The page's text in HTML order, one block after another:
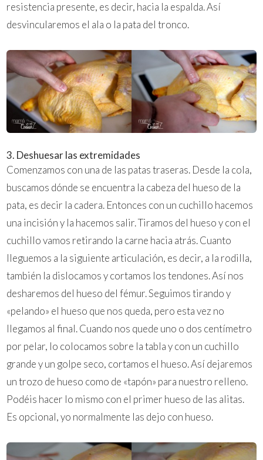
resistencia presente, es decir, hacia la espalda. Así
desvincularemos el ala o la pata del tronco.
3. Deshuesar las extremidades
Comenzamos con una de las patas traseras. Desde la cola,
buscamos dónde se encuentra la cabeza del hueso de la
pata, es decir la cadera. Entonces con un cuchillo hacemos
una incisión y la hacemos salir. Tiramos del hueso y con el
cuchillo vamos retirando la carne hacia atrás. Cuanto
lleguemos a la siguiente articulación, es decir, a la rodilla,
también la dislocamos y cortamos los tendones. Así nos
desharemos del hueso del fémur. Seguimos tirando y
«pelando» el hueso que nos queda, pero esta vez no
llegamos al final. Cuando nos quede uno o dos centímetro
por pelar, lo colocamos sobre la tabla y con un cuchillo
grande y un golpe seco, cortamos el hueso. Así dejaremos
un trozo de hueso como de «tapón» para nuestro relleno.
Podéis hacer lo mismo con el primer hueso de las alitas.
Es opcional, yo normalmente las dejo con hueso.